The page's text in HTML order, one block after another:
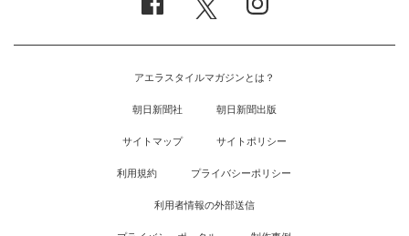
アエラスタイルマガジンとは？
朝日新聞社 朝日新聞出版
サイトマップ サイトポリシー
利用規約 プライバシーポリシー
利用者情報の外部送信